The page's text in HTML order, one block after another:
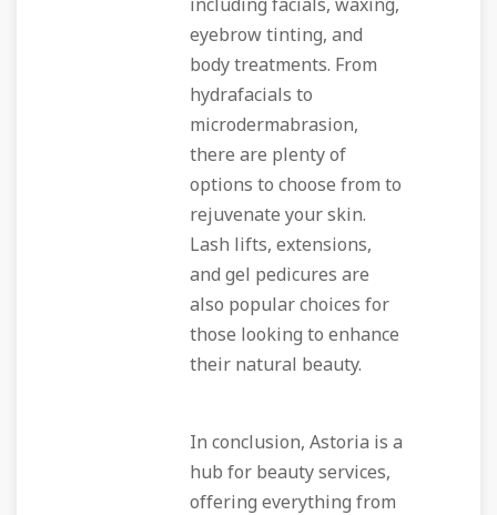
including facials, waxing,
eyebrow tinting, and
body treatments. From
hydrafacials to
microdermabrasion,
there are plenty of
options to choose from to
rejuvenate your skin.
Lash lifts, extensions,
and gel pedicures are
also popular choices for
those looking to enhance
their natural beauty.
In conclusion, Astoria is a
hub for beauty services,
offering everything from